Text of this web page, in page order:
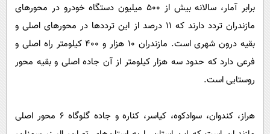
برابر آمار، سالانه بیش از ۵۰۰ میلیون دستگاه خودرو در محورهای
مازندران تردد دارند که ۱۱ درصد از این ترددها در محورهای اصلی و
بقیه درون شهری است. مازندران ۱۰ هزار و ۴۰۰ کیلومتر راه اصلی و
فرعی دارد که حدود سه هزار کیلومتر از آن جاده اصلی و بقیه محور
روستایی است.
هراز، کندوان، سوادکوه، کیاسر، کناره و جاده گلوگاه ۶ محور اصلی